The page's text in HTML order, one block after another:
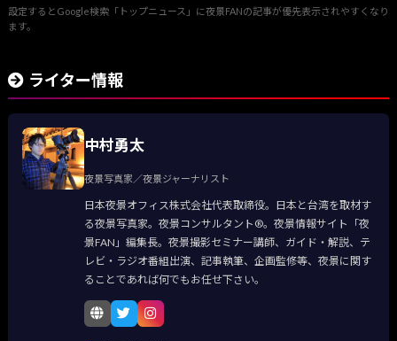
設定するとGoogle検索「トップニュース」に夜景FANの記事が優先表示されやすくなり
ます。
ライター情報
中村勇太
夜景写真家／夜景ジャーナリスト
日本夜景オフィス株式会社代表取締役。日本と台湾を取材す
る夜景写真家。夜景コンサルタント®。夜景情報サイト「夜
景FAN」編集長。夜景撮影セミナー講師、ガイド・解説、テ
レビ・ラジオ番組出演、記事執筆、企画監修等、夜景に関す
ることであれば何でもお任せ下さい。